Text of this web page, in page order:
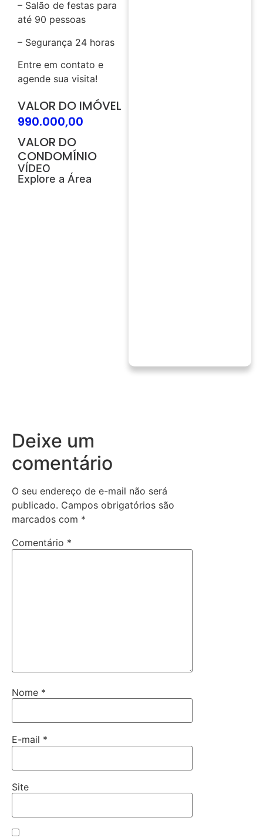
– Salão de festas para
até 90 pessoas
– Segurança 24 horas
Entre em contato e
agende sua visita!
VALOR DO IMÓVEL
990.000,00
VALOR DO
CONDOMÍNIO
VÍDEO
Explore a Área
Deixe um
comentário
O seu endereço de e-mail não será
publicado. Campos obrigatórios são
marcados com *
Comentário *
Nome *
E-mail *
Site